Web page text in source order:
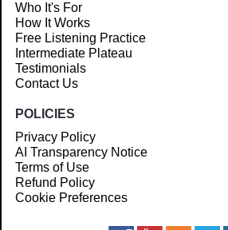
Who It's For
How It Works
Free Listening Practice
Intermediate Plateau
Testimonials
Contact Us
POLICIES
Privacy Policy
AI Transparency Notice
Terms of Use
Refund Policy
Cookie Preferences